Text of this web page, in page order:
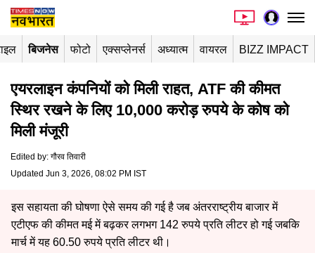
बिजनेस फोटो एक्सप्लेनर्स अध्यात्म वायरल BIZZ IMPACT
एयरलाइन कंपनियों को मिली राहत, ATF की कीमत
स्थिर रखने के लिए 10,000 करोड़ रुपये के कोष को
मिली मंजूरी
Edited by: गौरव तिवारी
Updated Jun 3, 2026, 08:02 PM IST
इस सहायता की घोषणा ऐसे समय की गई है जब अंतरराष्ट्रीय बाजार में
एटीएफ की कीमत मई में बढ़कर लगभग 142 रुपये प्रति लीटर हो गई जबकि
मार्च में यह 60.50 रुपये प्रति लीटर थी।